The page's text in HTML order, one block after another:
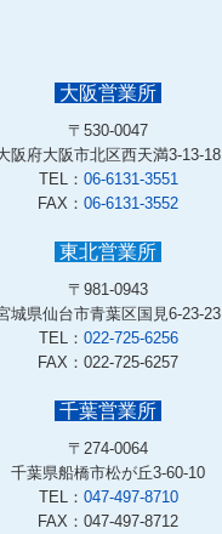
大阪営業所
〒530-0047
阪府大阪市北区西天満3-13-18
TEL： 06-6131-3551
FAX： 06-6131-3552
東北営業所
〒981-0943
城県仙台市青葉区国見6-23-23
TEL： 022-725-6256
FAX：022-725-6257
千葉営業所
〒274-0064
千葉県船橋市松が丘3-60-10
TEL： 047-497-8710
FAX：047-497-8712